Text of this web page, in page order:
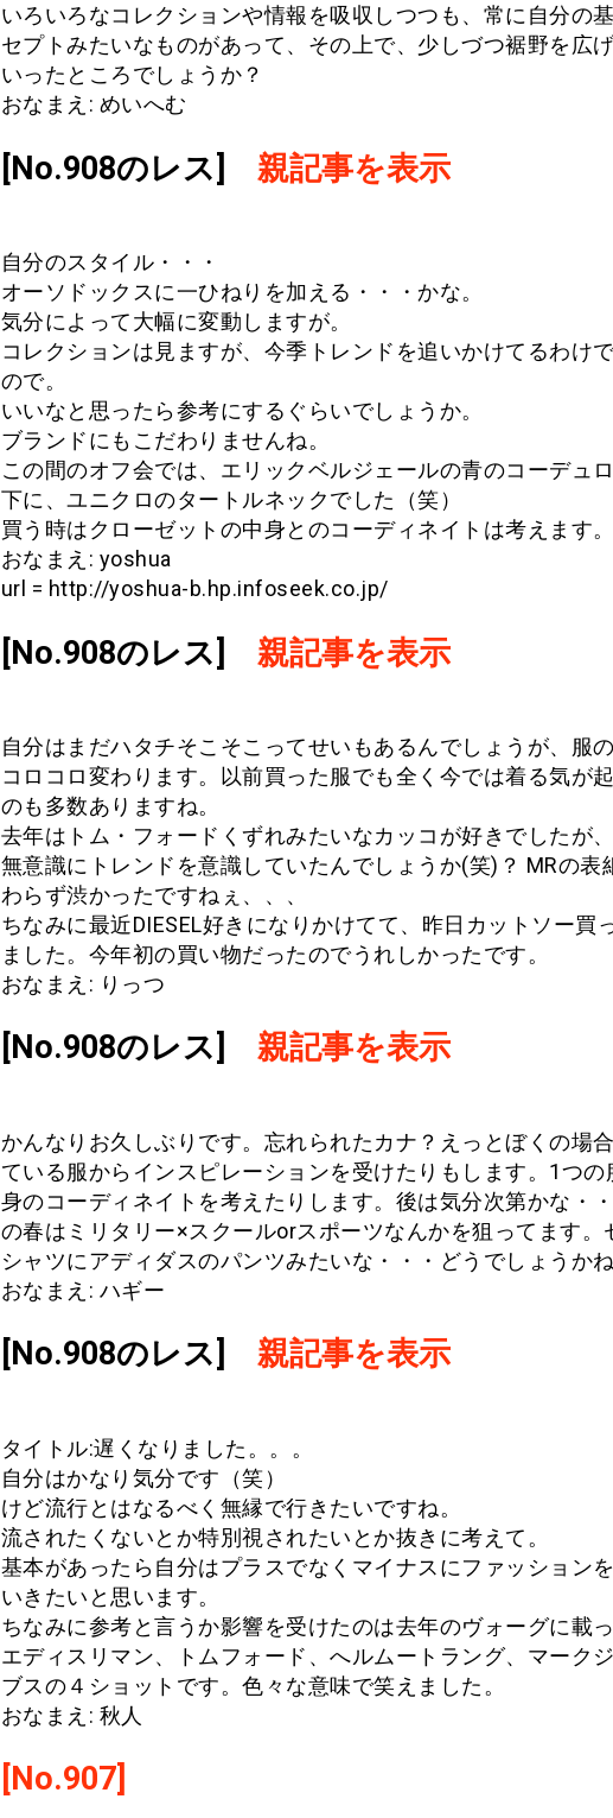
いろいろなコレクションや情報を吸収しつつも、常に自分の
セプトみたいなものがあって、その上で、少しづつ裾野を広
いったところでしょうか？
おなまえ: めいへむ
[No.908のレス] 親記事を表示
自分のスタイル・・・
オーソドックスに一ひねりを加える・・・かな。
気分によって大幅に変動しますが。
コレクションは見ますが、今季トレンドを追いかけてるわけ
ので。
いいなと思ったら参考にするぐらいでしょうか。
ブランドにもこだわりませんね。
この間のオフ会では、エリックベルジェールの青のコーデュ
下に、ユニクロのタートルネックでした（笑）
買う時はクローゼットの中身とのコーディネイトは考えます。
おなまえ: yoshua
url = http://yoshua-b.hp.infoseek.co.jp/
[No.908のレス] 親記事を表示
自分はまだハタチそこそこってせいもあるんでしょうが、服
コロコロ変わります。以前買った服でも全く今では着る気が
のも多数ありますね。
去年はトム・フォードくずれみたいなカッコが好きでしたが
無意識にトレンドを意識していたんでしょうか(笑)？ MRの表
わらず渋かったですねぇ、、、
ちなみに最近DIESEL好きになりかけてて、昨日カットソー買
ました。今年初の買い物だったのでうれしかったです。
おなまえ: りっつ
[No.908のレス] 親記事を表示
かんなりお久しぶりです。忘れられたカナ？えっとぼくの場
ている服からインスピレーションを受けたりもします。1つの
身のコーディネイトを考えたりします。後は気分次第かな・
の春はミリタリー×スクールorスポーツなんかを狙ってます。
シャツにアディダスのパンツみたいな・・・どうでしょうかね
おなまえ: ハギー
[No.908のレス] 親記事を表示
タイトル:遅くなりました。。。
自分はかなり気分です（笑）
けど流行とはなるべく無縁で行きたいですね。
流されたくないとか特別視されたいとか抜きに考えて。
基本があったら自分はプラスでなくマイナスにファッション
いきたいと思います。
ちなみに参考と言うか影響を受けたのは去年のヴォーグに載
エディスリマン、トムフォード、へルムートラング、マーク
ブスの４ショットです。色々な意味で笑えました。
おなまえ: 秋人
[No.907]